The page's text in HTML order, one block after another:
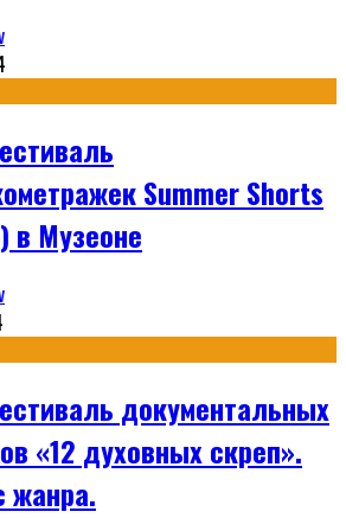
Summer Shorts
в Музеоне
документальных
«12 духовных скреп».
жанра.